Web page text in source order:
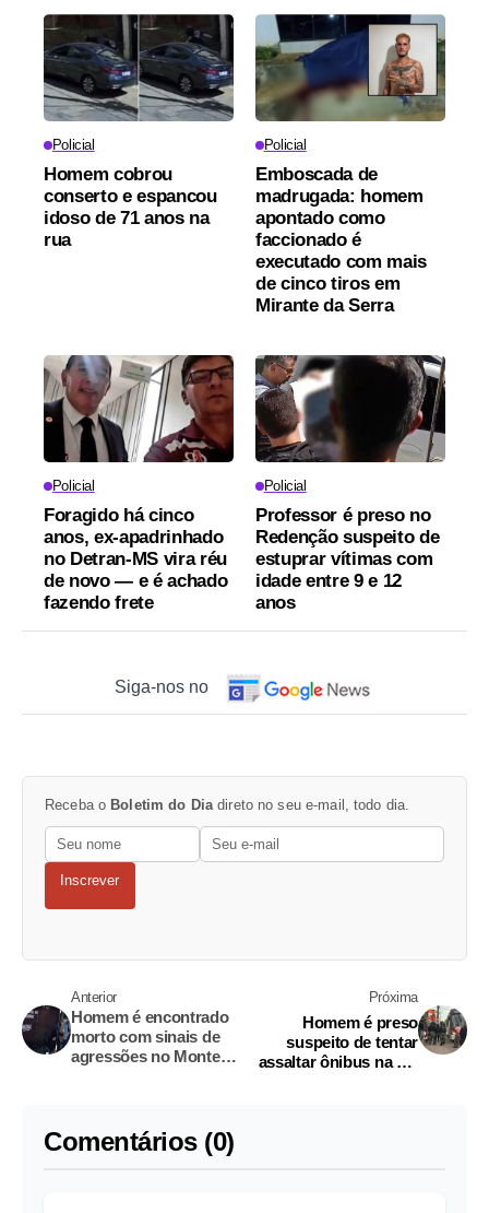
Policial
Homem cobrou
conserto e espancou
idoso de 71 anos na
rua
Policial
Emboscada de
madrugada: homem
apontado como
faccionado é
executado com mais
de cinco tiros em
Mirante da Serra
Policial
Foragido há cinco
anos, ex-apadrinhado
no Detran-MS vira réu
de novo — e é achado
fazendo frete
Policial
Professor é preso no
Redenção suspeito de
estuprar vítimas com
idade entre 9 e 12
anos
Siga-nos no
Receba o Boletim do Dia direto no seu e-mail, todo dia.
Inscrever
Anterior
Homem é encontrado
morto com sinais de
agressões no Monte
Próxima
Homem é preso
suspeito de tentar
assaltar ônibus na Av.
Comentários (0)